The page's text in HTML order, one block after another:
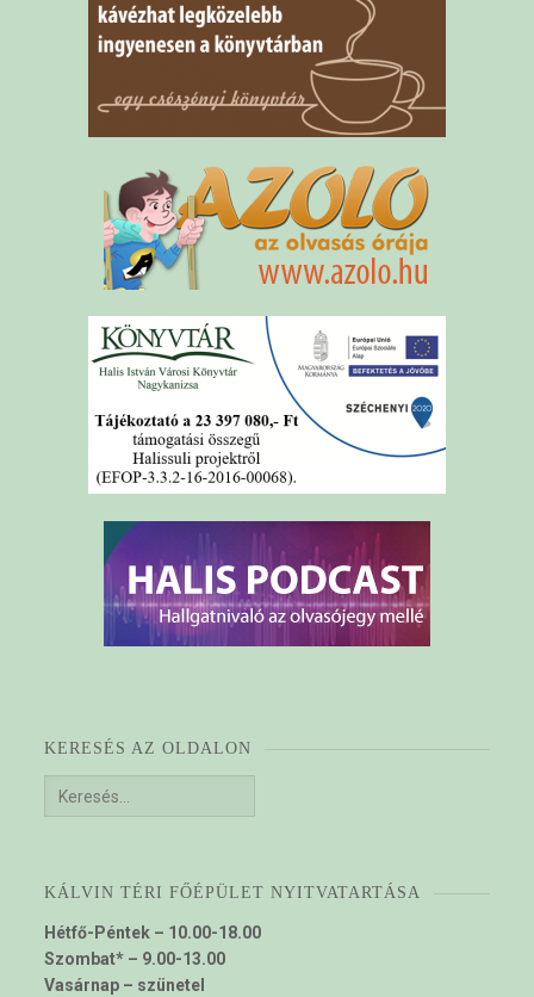
KERESÉS AZ OLDALON
Keresés:
KÁLVIN TÉRI FŐÉPÜLET NYITVATARTÁSA
Hétfő-Péntek – 10.00-18.00
Szombat* – 9.00-13.00
Vasárnap – szünetel